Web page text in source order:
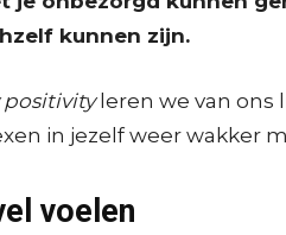
kunnen zijn.
positivityleren we van ons
in jezelf weer wakker
voelen